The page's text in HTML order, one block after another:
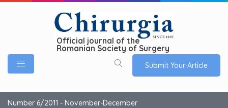
Official journal of the
Romanian Society of Surgery
Submit Your Article
Number 6/2011 - November-December